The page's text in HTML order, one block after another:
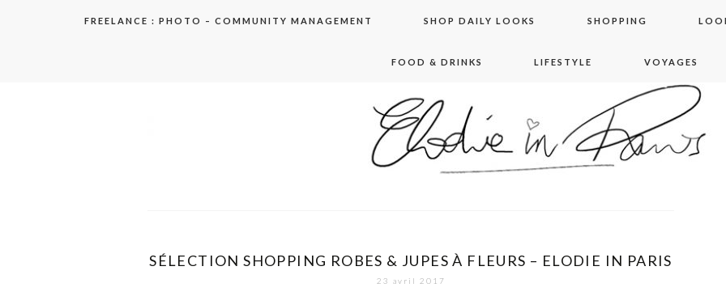
FREELANCE : PHOTO – COMMUNITY MANAGEMENT SHOP DAILY LOOKS SHOPPING
FOOD & DRINKS LIFESTYLE VOYAGES
elodie in paris
SÉLECTION SHOPPING ROBES & JUPES À FLEURS – ELODIE IN PARIS
23 avril 2017